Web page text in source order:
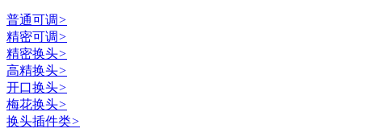
普通可调>
精密可调>
精密换头>
高精换头>
开口换头>
梅花换头>
换头插件类>